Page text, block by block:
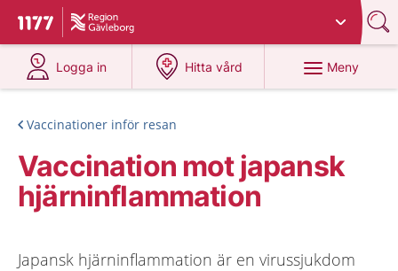
Till startsidan för 1177
Du har valt region
Logga in
på 1177.se
Hitta vård
på 1177.se
Meny
Vaccinationer inför resan
Vaccination mot japansk
hjärninflammation
Japansk hjärninflammation är en virussjukdom